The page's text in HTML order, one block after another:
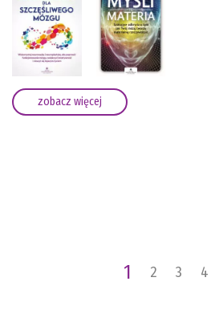
zobacz więcej
1 2 3 4